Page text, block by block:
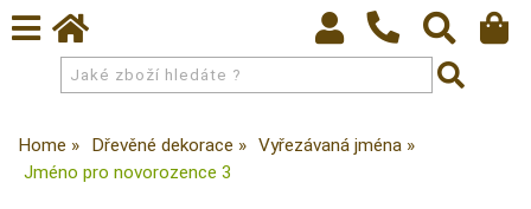
Home Dřevěné dekorace
Vyřezávaná jména
Jméno pro novorozence 3